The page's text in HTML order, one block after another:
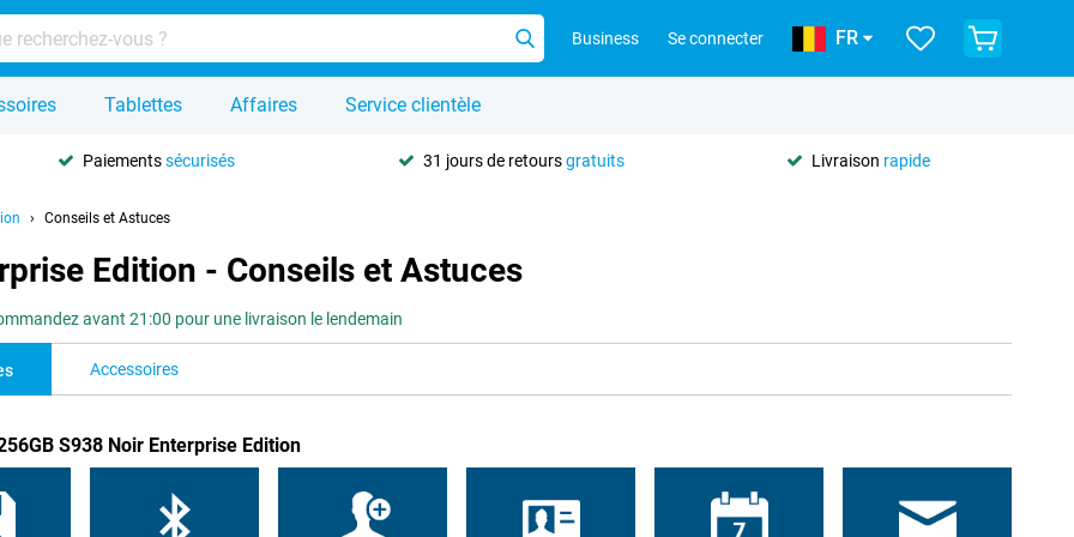
Business Se connecter FR
Tablettes Affaires Service clientèle
Paiementssécurisés 31 jours de retoursgratuits Livraison rapide
Conseils et Astuces
Edition - Conseils et Astuces
avant 21:00 pour une livraison le lendemain
Accessoires
S938 Noir Enterprise Edition